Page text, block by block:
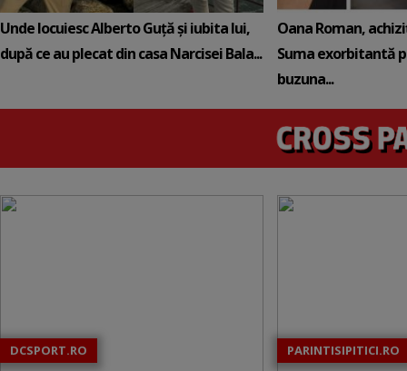
Unde locuiesc Alberto Guță și iubita lui,
după ce au plecat din casa Narcisei Bala...
Oana Roman,
Suma exorbitantă
buzuna...
DCSPORT.RO PARINTISIPITICI.RO